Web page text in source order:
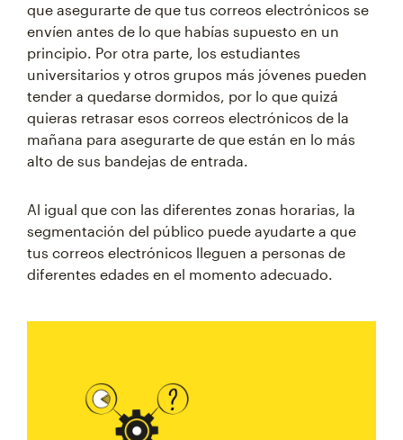
que asegurarte de que tus correos electrónicos se
envíen antes de lo que habías supuesto en un
principio. Por otra parte, los estudiantes
universitarios y otros grupos más jóvenes pueden
tender a quedarse dormidos, por lo que quizá
quieras retrasar esos correos electrónicos de la
mañana para asegurarte de que están en lo más
alto de sus bandejas de entrada.
Al igual que con las diferentes zonas horarias, la
segmentación del público puede ayudarte a que
tus correos electrónicos lleguen a personas de
diferentes edades en el momento adecuado.